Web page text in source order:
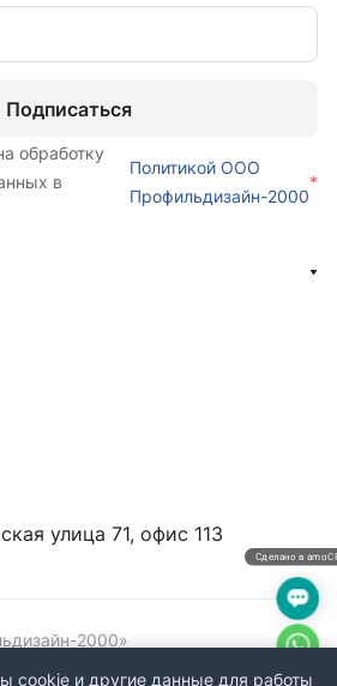
Подписаться
обработку
в
Политикой ООО
Профильдизайн-2000
*
улица 71, офис 113
2000»
cookie и другие данные для работы
Сделано в